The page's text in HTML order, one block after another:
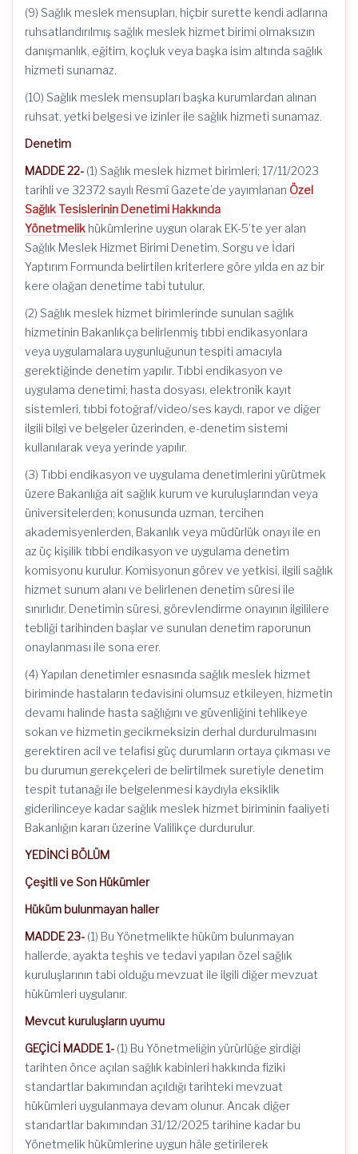
(9) Sağlık meslek mensupları, hiçbir surette kendi adlarına
ruhsatlandırılmış sağlık meslek hizmet birimi olmaksızın
danışmanlık, eğitim, koçluk veya başka isim altında sağlık
hizmeti sunamaz.
(10) Sağlık meslek mensupları başka kurumlardan alınan
ruhsat, yetki belgesi ve izinler ile sağlık hizmeti sunamaz.
Denetim
MADDE 22- (1) Sağlık meslek hizmet birimleri; 17/11/2023
tarihli ve 32372 sayılı Resmî Gazete’de yayımlanan Özel
Sağlık Tesislerinin Denetimi Hakkında
Yönetmelik hükümlerine uygun olarak EK-5’te yer alan
Sağlık Meslek Hizmet Birimi Denetim, Sorgu ve İdari
Yaptırım Formunda belirtilen kriterlere göre yılda en az bir
kere olağan denetime tabi tutulur.
(2) Sağlık meslek hizmet birimlerinde sunulan sağlık
hizmetinin Bakanlıkça belirlenmiş tıbbi endikasyonlara
veya uygulamalara uygunluğunun tespiti amacıyla
gerektiğinde denetim yapılır. Tıbbi endikasyon ve
uygulama denetimi; hasta dosyası, elektronik kayıt
sistemleri, tıbbi fotoğraf/video/ses kaydı, rapor ve diğer
ilgili bilgi ve belgeler üzerinden, e-denetim sistemi
kullanılarak veya yerinde yapılır.
(3) Tıbbi endikasyon ve uygulama denetimlerini yürütmek
üzere Bakanlığa ait sağlık kurum ve kuruluşlarından veya
üniversitelerden; konusunda uzman, tercihen
akademisyenlerden, Bakanlık veya müdürlük onayı ile en
az üç kişilik tıbbi endikasyon ve uygulama denetim
komisyonu kurulur. Komisyonun görev ve yetkisi, ilgili sağlık
hizmet sunum alanı ve belirlenen denetim süresi ile
sınırlıdır. Denetimin süresi, görevlendirme onayının ilgililere
tebliği tarihinden başlar ve sunulan denetim raporunun
onaylanması ile sona erer.
(4) Yapılan denetimler esnasında sağlık meslek hizmet
biriminde hastaların tedavisini olumsuz etkileyen, hizmetin
devamı halinde hasta sağlığını ve güvenliğini tehlikeye
sokan ve hizmetin gecikmeksizin derhal durdurulmasını
gerektiren acil ve telafisi güç durumların ortaya çıkması ve
bu durumun gerekçeleri de belirtilmek suretiyle denetim
tespit tutanağı ile belgelenmesi kaydıyla eksiklik
giderilinceye kadar sağlık meslek hizmet biriminin faaliyeti
Bakanlığın kararı üzerine Valilikçe durdurulur.
YEDİNCİ BÖLÜM
Çeşitli ve Son Hükümler
Hüküm bulunmayan haller
MADDE 23- (1) Bu Yönetmelikte hüküm bulunmayan
hallerde, ayakta teşhis ve tedavi yapılan özel sağlık
kuruluşlarının tabi olduğu mevzuat ile ilgili diğer mevzuat
hükümleri uygulanır.
Mevcut kuruluşların uyumu
GEÇİCİ MADDE 1- (1) Bu Yönetmeliğin yürürlüğe girdiği
tarihten önce açılan sağlık kabinleri hakkında fiziki
standartlar bakımından açıldığı tarihteki mevzuat
hükümleri uygulanmaya devam olunur. Ancak diğer
standartlar bakımından 31/12/2025 tarihine kadar bu
Yönetmelik hükümlerine uygun hâle getirilerek